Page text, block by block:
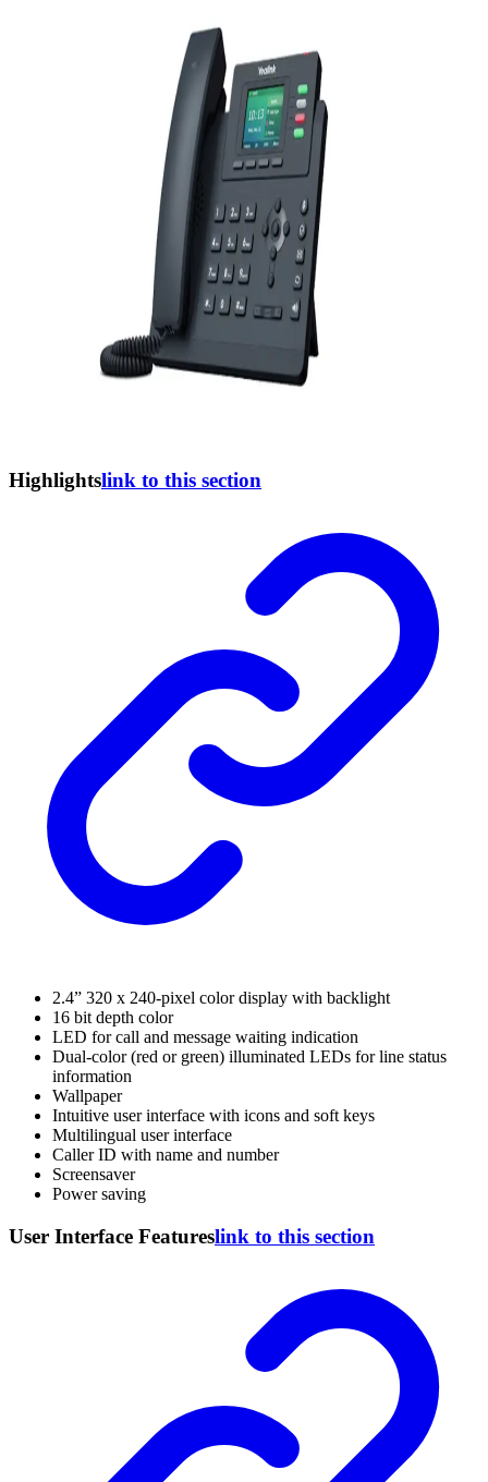
Highlightslink to this section
2.4” 320 x 240-pixel color display with backlight
16 bit depth color
LED for call and message waiting indication
Dual-color (red or green) illuminated LEDs for line status
information
Wallpaper
Intuitive user interface with icons and soft keys
Multilingual user interface
Caller ID with name and number
Screensaver
Power saving
User Interface Featureslink to this section